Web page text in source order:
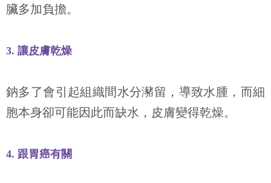
臟多加負擔。
3. 讓皮膚乾燥
鈉多了會引起組織間水分瀦留，導致水腫，而細
胞本身卻可能因此而缺水，皮膚變得乾燥。
4. 跟胃癌有關